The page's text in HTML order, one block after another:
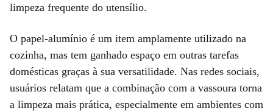
limpeza frequente do utensílio.
O papel-alumínio é um item amplamente utilizado na
cozinha, mas tem ganhado espaço em outras tarefas
domésticas graças à sua versatilidade. Nas redes sociais,
usuários relatam que a combinação com a vassoura torna
a limpeza mais prática, especialmente em ambientes com